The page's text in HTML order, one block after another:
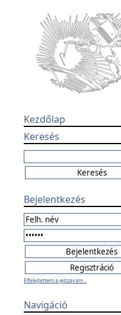
Kezdőlap
Keresés
Bejelentkezés
Elfelejtettem a jelszavam...
Navigáció